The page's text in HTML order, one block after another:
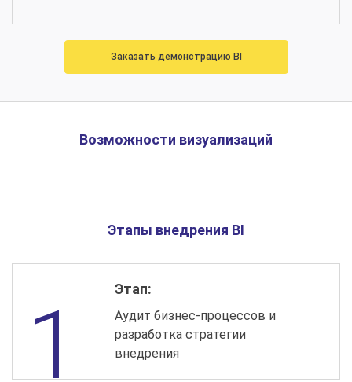
Заказать демонстрацию BI
Возможности визуализаций
Этапы внедрения BI
Этап:
Аудит бизнес-процессов и
разработка стратегии
внедрения